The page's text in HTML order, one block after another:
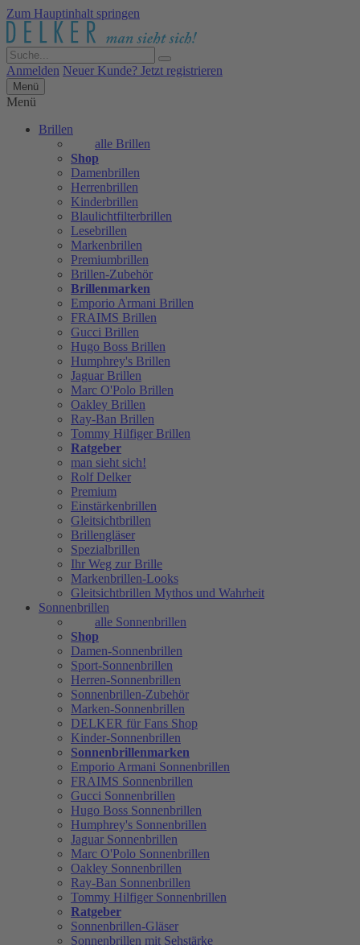
Zum Hauptinhalt springen
Anmelden Neuer Kunde? Jetzt registrieren
Menü
Menü
Brillen
alle Brillen
Shop
Damenbrillen
Herrenbrillen
Kinderbrillen
Blaulichtfilterbrillen
Lesebrillen
Markenbrillen
Premiumbrillen
Brillen-Zubehör
Brillenmarken
Emporio Armani Brillen
FRAIMS Brillen
Gucci Brillen
Hugo Boss Brillen
Humphrey's Brillen
Jaguar Brillen
Marc O'Polo Brillen
Oakley Brillen
Ray-Ban Brillen
Tommy Hilfiger Brillen
Ratgeber
man sieht sich!
Rolf Delker
Premium
Einstärkenbrillen
Gleitsichtbrillen
Brillengläser
Spezialbrillen
Ihr Weg zur Brille
Markenbrillen-Looks
Gleitsichtbrillen Mythos und Wahrheit
Sonnenbrillen
alle Sonnenbrillen
Shop
Damen-Sonnenbrillen
Sport-Sonnenbrillen
Herren-Sonnenbrillen
Sonnenbrillen-Zubehör
Marken-Sonnenbrillen
DELKER für Fans Shop
Kinder-Sonnenbrillen
Sonnenbrillenmarken
Emporio Armani Sonnenbrillen
FRAIMS Sonnenbrillen
Gucci Sonnenbrillen
Hugo Boss Sonnenbrillen
Humphrey's Sonnenbrillen
Jaguar Sonnenbrillen
Marc O'Polo Sonnenbrillen
Oakley Sonnenbrillen
Ray-Ban Sonnenbrillen
Tommy Hilfiger Sonnenbrillen
Ratgeber
Sonnenbrillen-Gläser
Sonnenbrillen mit Sehstärke